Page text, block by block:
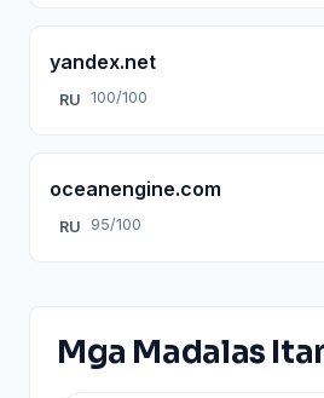
yandex.net
RU 100/100
oceanengine.com
RU 95/100
Mga Madalas